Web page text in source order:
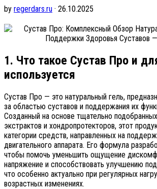
by regerdars.ru · 26.10.2025
1. Что такое Сустав Про и
используется
Сустав Про — это натуральный гель,
за областью суставов и поддержания их
Созданный на основе тщательно
экстрактов и хондропротекторов, этот
категории средств, направленных на
двигательного аппарата. Его формула
чтобы помочь уменьшить ощущение
напряжение и способствовать улучшению
что особенно актуально при регулярных
возрастных изменениях.